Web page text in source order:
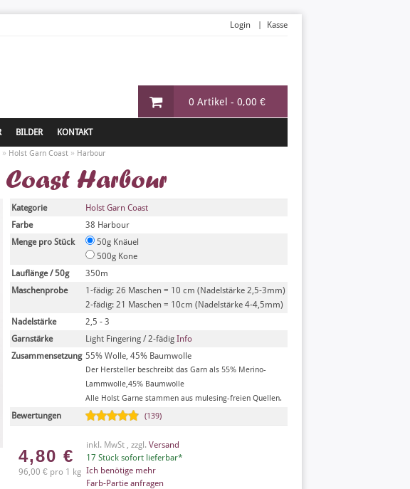
0 Artikel - 0,00 €
Login Kasse
BILDER KONTAKT
» Holst Garn Coast » Harbour
Harbour
Kategorie
Holst Garn Coast
Farbe
38 Harbour
Menge pro Stück
50g Knäuel
500g Kone
Lauflänge / 50g
350m
Maschenprobe
1-fädig: 26 Maschen = 10 cm (Nadelstärke 2,5-3mm)
2-fädig: 21 Maschen = 10cm (Nadelstärke 4-4,5mm)
Nadelstärke
2,5 - 3
Garnstärke
Light Fingering / 2-fädig Info
Zusammensetzung 55% Wolle, 45% Baumwolle
Der Hersteller beschreibt das Garn als 55% Merino-
Lammwolle,45% Baumwolle
Alle Holst Garne stammen aus mulesing-freien Quellen.
Bewertungen (139)
4,80 €
96,00 € pro 1 kg
inkl. MwSt , zzgl. Versand
17 Stück sofort lieferbar*
Ich benötige mehr
Farb-Partie anfragen